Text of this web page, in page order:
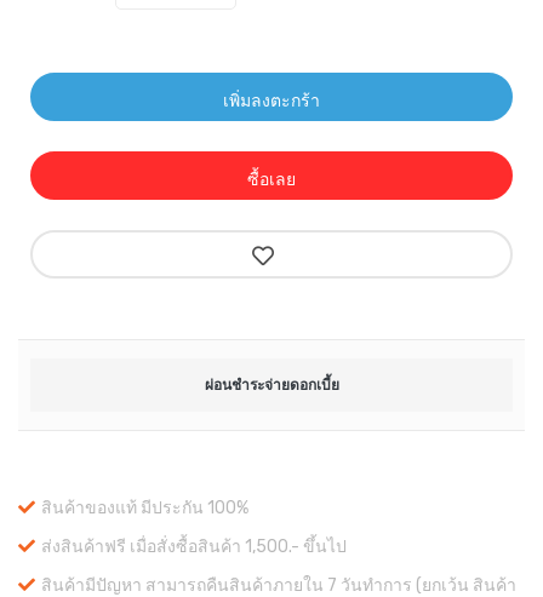
เพิ่มลงตะกร้า
ซื้อเลย
ผ่อนชำระจ่ายดอกเบี้ย
สินค้าของแท้ มีประกัน 100%
ส่งสินค้าฟรี เมื่อสั่งซื้อสินค้า 1,500.- ขึ้นไป
สินค้ามีปัญหา สามารถคืนสินค้าภายใน 7 วันทำการ (ยกเว้น สินค้า